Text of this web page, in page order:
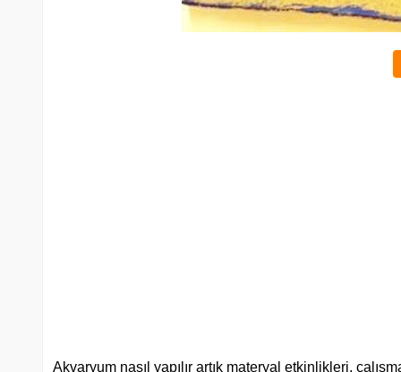
Akvaryum nasıl yapılır artık materyal etkinlikleri,